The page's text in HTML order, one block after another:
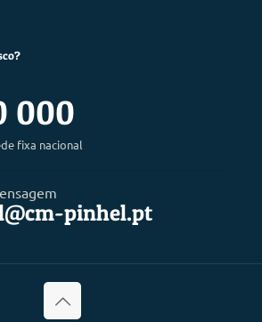
000
fixa nacional
pinhel.pt